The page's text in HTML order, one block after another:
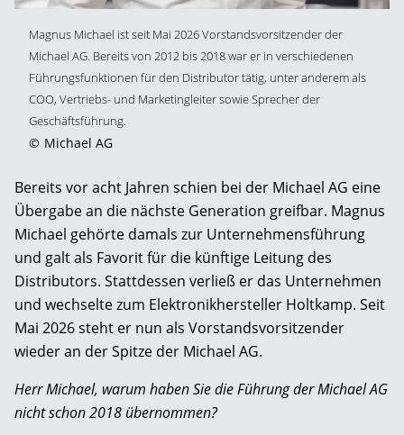
Magnus Michael ist seit Mai 2026 Vorstandsvorsitzender der
Michael AG. Bereits von 2012 bis 2018 war er in verschiedenen
Führungsfunktionen für den Distributor tätig, unter anderem als
COO, Vertriebs- und Marketingleiter sowie Sprecher der
Geschäftsführung.
© Michael AG
Bereits vor acht Jahren schien bei der Michael AG eine
Übergabe an die nächste Generation greifbar. Magnus
Michael gehörte damals zur Unternehmensführung
und galt als Favorit für die künftige Leitung des
Distributors. Stattdessen verließ er das Unternehmen
und wechselte zum Elektronikhersteller Holtkamp. Seit
Mai 2026 steht er nun als Vorstandsvorsitzender
wieder an der Spitze der Michael AG.
Herr Michael, warum haben Sie die Führung der Michael AG
nicht schon 2018 übernommen?